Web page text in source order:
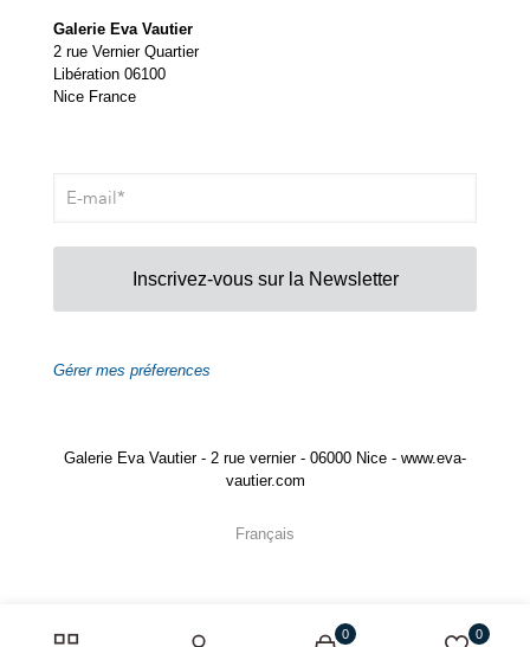
Galerie Eva Vautier
2 rue Vernier Quartier
Libération 06100
Nice France
Inscrivez-vous sur la Newsletter
Gérer mes préferences
Galerie Eva Vautier - 2 rue vernier - 06000 Nice - www.eva-
vautier.com
Français
0 0